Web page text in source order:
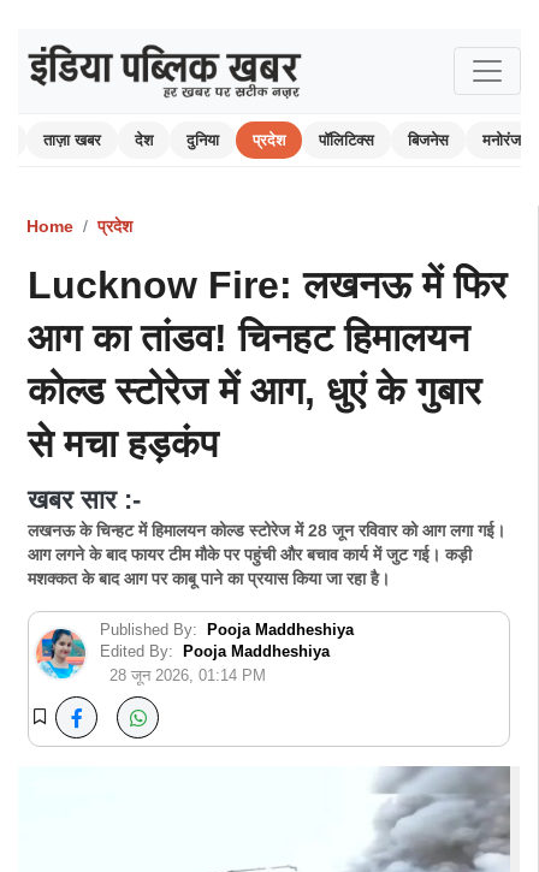
ताज़ा खबर देश दुनिया प्रदेश पॉलिटिक्स बिजनेस मनोरंजन
Home प्रदेश
Lucknow Fire: लखनऊ में फिर
आग का तांडव! चिनहट हिमालयन
कोल्ड स्टोरेज में आग, धुएं के गुबार
से मचा हड़कंप
खबर सार :-
लखनऊ के चिन्हट में हिमालयन कोल्ड स्टोरेज में 28 जून रविवार को आग लगा गई।
आग लगने के बाद फायर टीम मौके पर पहुंची और बचाव कार्य में जुट गई। कड़ी
मशक्कत के बाद आग पर काबू पाने का प्रयास किया जा रहा है।
Published By:
Pooja Maddheshiya
Edited By:
Pooja Maddheshiya
28 जून 2026, 01:14 PM